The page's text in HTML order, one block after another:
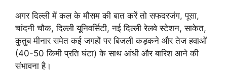
अगर दिल्ली में कल के मौसम की बात करें तो सफदरजंग, पूसा,
चांदनी चौक, दिल्ली यूनिवर्सिटी, नई दिल्ली रेलवे स्टेशन, साकेत,
कुतुब मीनार समेत कई जगहों पर बिजली कड़कने और तेज हवाओं
(40-50 किमी प्रति घंटा) के साथ आंधी और बारिश आने की
संभावना है।